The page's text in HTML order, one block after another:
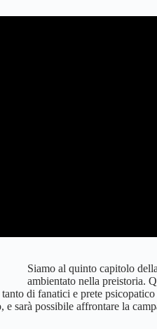
Siamo al quinto capitolo
ambientato nella preistoria.
di fanatici e prete
sarà possibile affrontare la